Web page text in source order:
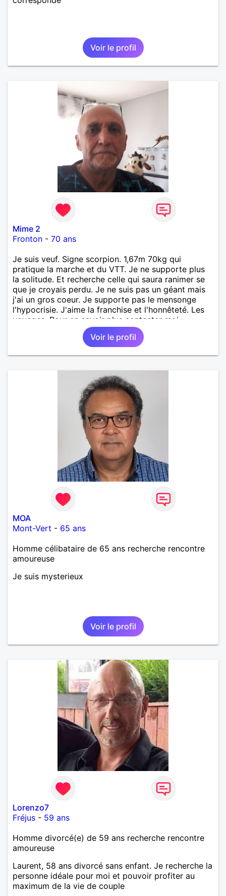
Voir le profil
Mime 2
Fronton - 70 ans
Je suis veuf. Signe scorpion. 1,67m 70kg qui
pratique la marche et du VTT. Je ne supporte plus
la solitude. Et recherche celle qui saura ranimer se
que je croyais perdu. Je ne suis pas un géant mais
j'ai un gros coeur. Je supporte pas le mensonge
l'hypocrisie. J'aime la franchise et l'honnêteté. Les
voyages. Pour en savoir plus contacter moi.
Voir le profil
MOA
Mont-Vert - 65 ans
Homme célibataire de 65 ans recherche rencontre
amoureuse
Je suis mysterieux
Voir le profil
Lorenzo7
Fréjus - 59 ans
Homme divorcé(e) de 59 ans recherche rencontre
amoureuse
Laurent, 58 ans divorcé sans enfant. Je recherche la
personne idéale pour moi et pouvoir profiter au
maximum de la vie de couple